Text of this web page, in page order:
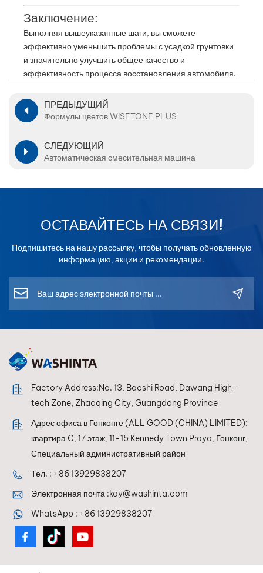
Заключение:
Выполняя вышеуказанные шаги, вы сможете
эффективно уменьшить проблемы с усадкой грунтовки
и значительно улучшить общее качество и
эффективность процесса восстановления автомобиля.
ПРЕДЫДУЩИЙ
Формулы цветов WISETONE PLUS
СЛЕДУЮЩИЙ
Автоматическая смесительная машина
ОСТАВАЙТЕСЬ НА СВЯЗИ!
Подпишитесь на нашу рассылку, чтобы получать обновленную
информацию, акции и рекомендации.
Factory Address:No. 13, Baoshi Road, Dawang High-
tech Zone, Zhaoqing City, Guangdong Province
Адрес офиса в Гонконге (ALL GOOD (CHINA) LIMITED):
квартира C, 17 этаж, 11-15 Kennedy Town Praya, Гонконг,
Специальный административный район
Тел. : +86 13929838207
Электронная почта :kay@washinta.com
WhatsApp : +86 13929838207